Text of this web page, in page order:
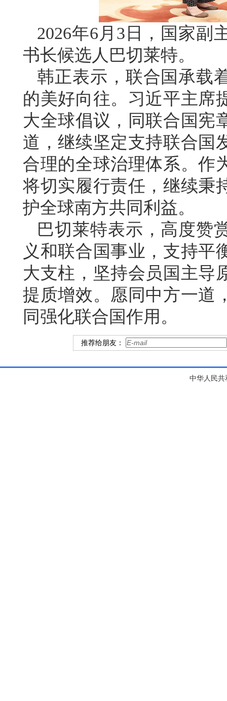
2026年6月3日，国家副
书长候选人巴切莱特。
韩正表示，联合国承载
的美好向往。习近平主席
大全球倡议，同联合国宪
道，继续坚定支持联合国
合理的全球治理体系。作
将切实履行责任，继续秉
护全球南方共同利益。
巴切莱特表示，高度赞
义和联合国事业，支持平
大支柱，坚持会员国主导
提质增效。愿同中方一道
同强化联合国作用。
推荐给朋友：
中华人民共